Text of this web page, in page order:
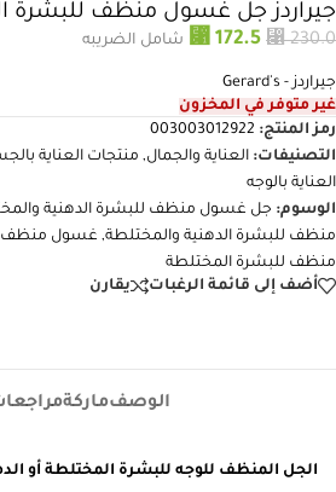
جيراردز جل غسول منظف للبشرة
⃁230.0
⃁ 172.5 شامل الضريبه
جيراردز - Gerard's
غير متوفر في المخزون
رمز المنتج: 003003012922
التصنيفات: العناية والجمال, منتجات العناية
العناية بالوجه
الوسوم: جل غسول منظف للبشرة الدهنية
منظف للبشرة الدهنية والمختلطة, غسول منظف
منظف للبشرة المختلطة
أضف إلى قائمة الرغبات
يقارن
الوصفماركة
الجل المنظف للوجه للبشرة المختلطة أو